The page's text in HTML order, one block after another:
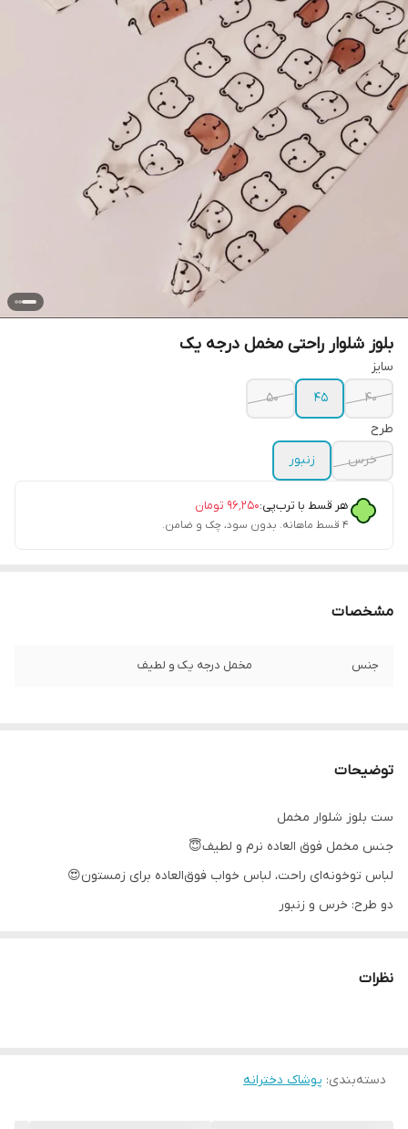
بلوز شلوار راحتی مخمل درجه یک
سایز
۴۰
۴۵
۵۰
طرح
خرس
زنبور
هر قسط با ترب‌پی:۹۶٬۲۵۰ تومان
۴ قسط ماهانه. بدون سود، چک و ضامن.
مشخصات
جنس مخمل درجه یک و لطیف
توضیحات
ست بلوز شلوار مخمل
جنس مخمل فوق العاده نرم و لطیف😇
لباس توخونه‌ای راحت، لباس خواب فوق‌‌العاده برای زمستون😍
دو طرح: خرس و زنبور
مناسب حدود ۲ تا ۶ سالگی
نظرات
دسته‌بندی: پوشاک دخترانه